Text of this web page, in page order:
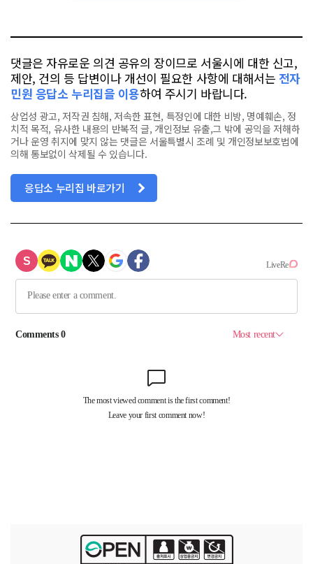
댓글은 자유로운 의견 공유의 장이므로 서울시에 대한 신고,
제안, 건의 등 답변이나 개선이 필요한 사항에 대해서는 전자
민원 응답소 누리집을 이용하여 주시기 바랍니다.
상업성 광고, 저작권 침해, 저속한 표현, 특정인에 대한 비방, 명예훼손, 정
치적 목적, 유사한 내용의 반복적 글, 개인정보 유출,그 밖에 공익을 저해하
거나 운영 취지에 맞지 않는 댓글은 서울특별시 조례 및 개인정보보호법에
의해 통보없이 삭제될 수 있습니다.
응답소 누리집 바로가기